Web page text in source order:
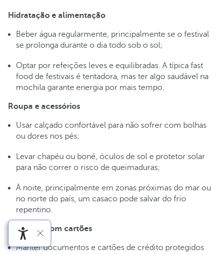
Hidratação e alimentação
Beber água regularmente, principalmente se o festival
se prolonga durante o dia todo sob o sol;
Optar por refeições leves e equilibradas. A típica fast
food de festivais é tentadora, mas ter algo saudável na
mochila garante energia por mais tempo.
Roupa e acessórios
Usar calçado confortável para não sofrer com bolhas
ou dores nos pés;
Levar chapéu ou boné, óculos de sol e protetor solar
para não correr o risco de queimaduras;
À noite, principalmente em zonas próximas do mar ou
no norte do país, um casaco pode salvar do frio
repentino.
Cuidados com cartões
Manter documentos e cartões de crédito protegidos